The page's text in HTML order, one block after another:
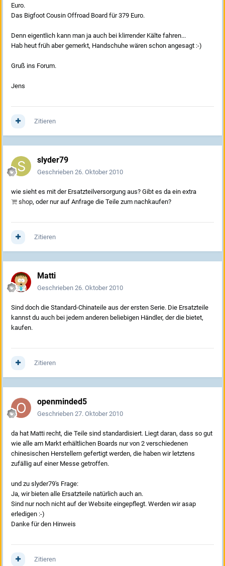
Euro.
Das Bigfoot Cousin Offroad Board für 379 Euro.
Denn eigentlich kann man ja auch bei klirrender Kälte fahren...
Hab heut früh aber gemerkt, Handschuhe wären schon angesagt :-)
Gruß ins Forum.
Jens
Zitieren
slyder79
Geschrieben 26. Oktober 2010
wie sieht es mit der Ersatzteilversorgung aus? Gibt es da ein extra
shop, oder nur auf Anfrage die Teile zum nachkaufen?
Zitieren
Matti
Geschrieben 26. Oktober 2010
Sind doch die Standard-Chinateile aus der ersten Serie. Die Ersatzteile
kannst du auch bei jedem anderen beliebigen Händler, der die bietet,
kaufen.
Zitieren
openminded5
Geschrieben 27. Oktober 2010
da hat Matti recht, die Teile sind standardisiert. Liegt daran, dass so gut
wie alle am Markt erhältlichen Boards nur von 2 verschiedenen
chinesischen Herstellern gefertigt werden, die haben wir letztens
zufällig auf einer Messe getroffen.
und zu slyder79's Frage:
Ja, wir bieten alle Ersatzteile natürlich auch an.
Sind nur noch nicht auf der Website eingepflegt. Werden wir asap
erledigen :-)
Danke für den Hinweis
Zitieren